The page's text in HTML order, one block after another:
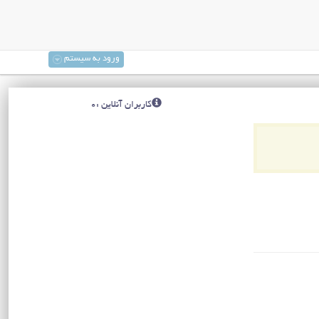
ورود به سیستم
کاربران آنلاین :0